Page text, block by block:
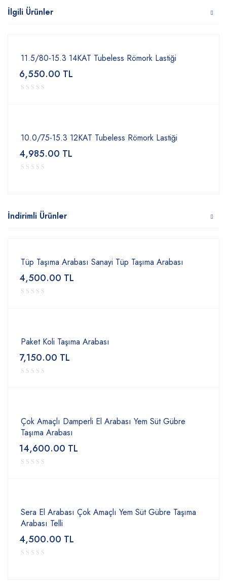
İlgili Ürünler
11.5/80-15.3 14KAT Tubeless Römork Lastiği
6,550.00 TL
10.0/75-15.3 12KAT Tubeless Römork Lastiği
4,985.00 TL
İndirimli Ürünler
Tüp Taşıma Arabası Sanayi Tüp Taşıma Arabası
4,500.00 TL
Paket Koli Taşıma Arabası
7,150.00 TL
Çok Amaçlı Damperli El Arabası Yem Süt Gübre
Taşıma Arabası
14,600.00 TL
Sera El Arabası Çok Amaçlı Yem Süt Gübre Taşıma
Arabası Telli
4,500.00 TL